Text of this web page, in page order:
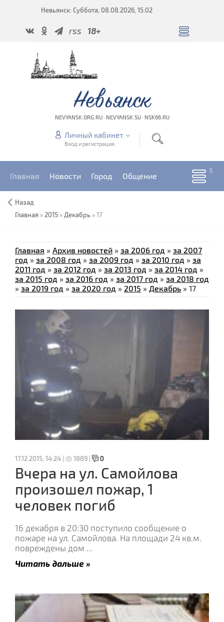
Невьянск: Суббота, 08.08.2026, 15:02
rss 18+
Невьянск
NEVYANSK.ORG.RU · NEVYANSK.SU · NSK66.RU
Личный кабинет
Вход и регистрация
Главная Новости Город Общение
Назад
Главная » 2015 » Декабрь »17
Главная » Архив новостей » за 2006 год » за 2007
год » за 2008 год » за 2009 год » за 2010 год » за
2011 год » за 2012 год » за 2013 год » за 2014 год »
за 2015 год » за 2016 год » за 2017 год » за 2018 год
» за 2019 год » за 2020 год » 2015 » Декабрь » 17
17.12.2015, 14:24 | 1889 | 0
Вчера на ул. Самойлова
произошел пожар, 1
человек погиб
16 декабря в 20:30 поступило сообщение о
пожаре на ул. Самойлова. На площади 24 кв.м.
повреждены дом ...
Читать дальше »